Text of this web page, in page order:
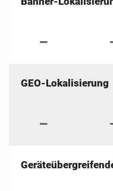
GEO-Lokalisierung